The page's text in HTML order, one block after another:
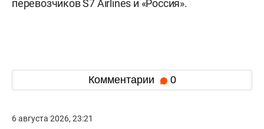
перевозчиков S7 Airlines и «Россия».
Комментарии 0
6 августа 2026, 23:21